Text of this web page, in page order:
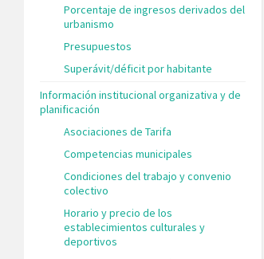
Porcentaje de ingresos derivados del
urbanismo
Presupuestos
Superávit/déficit por habitante
Información institucional organizativa y de
planificación
Asociaciones de Tarifa
Competencias municipales
Condiciones del trabajo y convenio
colectivo
Horario y precio de los
establecimientos culturales y
deportivos